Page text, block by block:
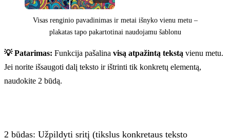
Visas renginio pavadinimas ir metai išnyko vienu metu –
plakatas tapo pakartotinai naudojamu šablonu
💡 Patarimas: Funkcija pašalina visą atpažintą tekstą vienu metu.
Jei norite išsaugoti dalį teksto ir ištrinti tik konkretų elementą,
naudokite 2 būdą.
2 būdas: Užpildyti sritį (tikslus konkretaus teksto